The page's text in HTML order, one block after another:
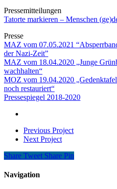
Pressemitteilungen
Tatorte markieren – Menschen
Presse
MAZ vom 07.05.2021 “
der Nazi-Zeit”
MAZ vom 18.04.2020 „Junge
wachhalten“
MOZ vom 19.04.2020
noch restauriert“
Pressespiegel 2018-2020
Previous Project
Next Project
Share Tweet Share Pin
Navigation